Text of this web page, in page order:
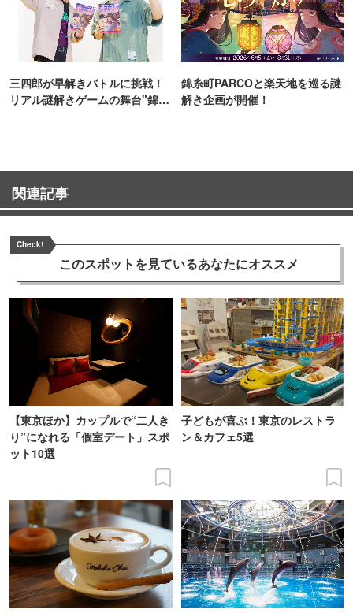
三四郎が早解きバトルに挑戦！
リアル謎解きゲームの舞台"錦糸
錦糸町PARCOと楽天地を巡る謎
解き企画が開催！
関連記事
Check!
このスポットを見ているあなたにオススメ
【東京ほか】カップルで“二人き
り”になれる「個室デート」スポ
ット10選
子どもが喜ぶ！東京のレストラ
ン＆カフェ5選